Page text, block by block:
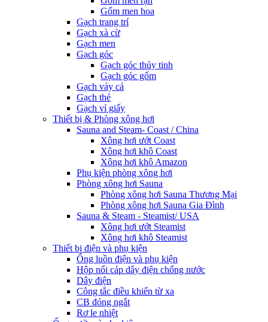
Gốm men hoa
Gạch trang trí
Gạch xà cừ
Gạch men
Gạch góc
Gạch góc thủy tinh
Gạch góc gốm
Gạch vảy cá
Gạch thẻ
Gạch vỉ giấy
Thiết bị & Phòng xông hơi
Sauna and Steam- Coast / China
Xông hơi ướt Coast
Xông hơi khô Coast
Xông hơi khô Amazon
Phụ kiện phòng xông hơi
Phòng xông hơi Sauna
Phòng xông hơi Sauna Thương Mại
Phòng xông hơi Sauna Gia Đình
Sauna & Steam - Steamist/ USA
Xông hơi ướt Steamist
Xông hơi khô Steamist
Thiết bị điện và phụ kiện
Ống luồn điện và phụ kiện
Hộp nối cáp dây điện chống nước
Dây điện
Công tắc điều khiển từ xa
CB đóng ngắt
Rơ le nhiệt